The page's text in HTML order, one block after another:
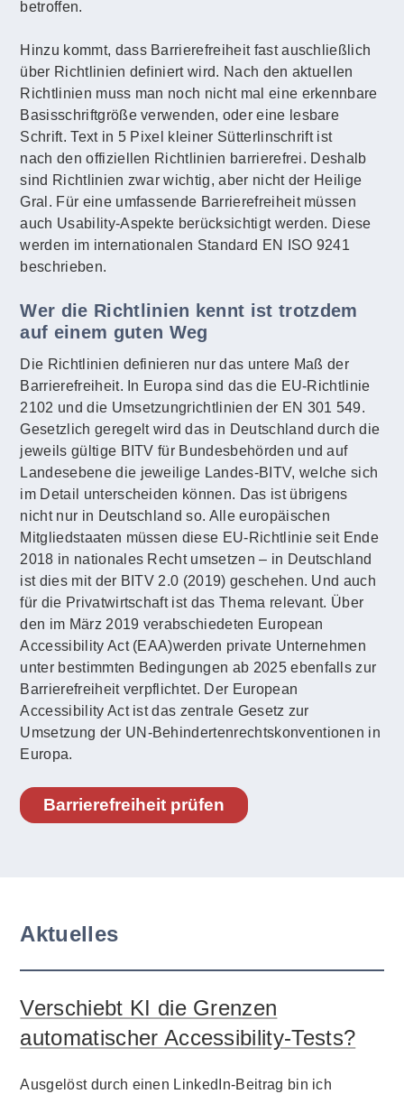
betroffen.
Hinzu kommt, dass Barrierefreiheit fast auschließlich
über Richtlinien definiert wird. Nach den aktuellen
Richtlinien muss man noch nicht mal eine erkennbare
Basisschriftgröße verwenden, oder eine lesbare
Schrift. Text in 5 Pixel kleiner Sütterlinschrift ist
nach den offiziellen Richtlinien barrierefrei. Deshalb
sind Richtlinien zwar wichtig, aber nicht der Heilige
Gral. Für eine umfassende Barrierefreiheit müssen
auch Usability-Aspekte berücksichtigt werden. Diese
werden im internationalen Standard EN ISO 9241
beschrieben.
Wer die Richtlinien kennt ist trotzdem
auf einem guten Weg
Die Richtlinien definieren nur das untere Maß der
Barrierefreiheit. In Europa sind das die EU-Richtlinie
2102 und die Umsetzungrichtlinien der EN 301 549.
Gesetzlich geregelt wird das in Deutschland durch die
jeweils gültige BITV für Bundesbehörden und auf
Landesebene die jeweilige Landes-BITV, welche sich
im Detail unterscheiden können. Das ist übrigens
nicht nur in Deutschland so. Alle europäischen
Mitgliedstaaten müssen diese EU-Richtlinie seit Ende
2018 in nationales Recht umsetzen – in Deutschland
ist dies mit der BITV 2.0 (2019) geschehen. Und auch
für die Privatwirtschaft ist das Thema relevant. Über
den im März 2019 verabschiedeten European
Accessibility Act (EAA)werden private Unternehmen
unter bestimmten Bedingungen ab 2025 ebenfalls zur
Barrierefreiheit verpflichtet. Der European
Accessibility Act ist das zentrale Gesetz zur
Umsetzung der UN-Behindertenrechtskonventionen in
Europa.
Barrierefreiheit prüfen
Aktuelles
Verschiebt KI die Grenzen
automatischer Accessibility-Tests?
Ausgelöst durch einen LinkedIn-Beitrag bin ich